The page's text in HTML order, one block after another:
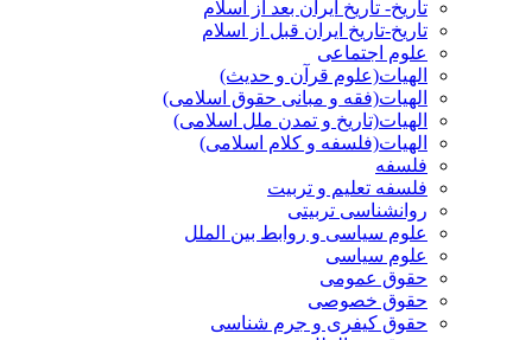
تاریخ- تاریخ ایران بعد از اسلام
تاریخ-تاریخ ایران قبل از اسلام
علوم اجتماعی
الهیات(علوم قرآن و حدیث)
الهیات(فقه و مبانی حقوق اسلامی)
الهیات(تاریخ و تمدن ملل اسلامی)
الهیات(فلسفه و کلام اسلامی)
فلسفه
فلسفه تعلیم و تربیت
روانشناسی تربیتی
علوم سیاسی و روابط بین الملل
علوم سیاسی
حقوق عمومی
حقوق خصوصی
حقوق کیفری و جرم شناسی